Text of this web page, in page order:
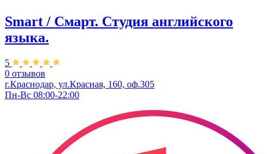
Smart / Смарт. Студия английского
языка.
5
0 отзывов
г.Краснодар, ул.Красная, 160, оф.305
Пн-Вс 08:00-22:00